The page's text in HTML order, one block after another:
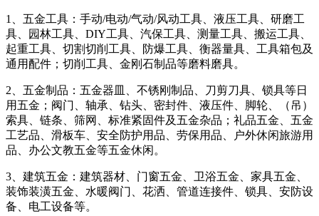
1、五金工具：手动/电动/气动/风动工具、液压工具、研磨工
具、园林工具、DIY工具、汽保工具、测量工具、搬运工具、
起重工具、切割切削工具、防爆工具、衡器量具、工具箱包及
通用配件；切削工具、金刚石制品等磨料磨具。
2、五金制品：五金器皿、不锈刚制品、刀剪刀具、锁具等日
用五金；阀门、轴承、钻头、密封件、液压件、脚轮、（吊）
索具、链条、筛网、标准紧固件及五金杂品；礼品五金、五金
工艺品、滑板车、安全防护用品、劳保用品、户外休闲旅游用
品、办公文教五金等五金休闲。
3、建筑五金：建筑器材、门窗五金、卫浴五金、家具五金、
装饰装潢五金、水暖阀门、花洒、管道连接件、锁具、安防设
备、电工设备等。